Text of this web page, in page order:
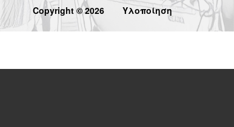
Copyright © 2026 Υλοποίηση